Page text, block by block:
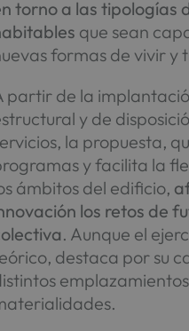
torno a las tipologías
que sean
formas de vivir y
partir de la
y de
la propuesta,
y facilita la
ámbitos del edificio,
los retos de
. Aunque el
destaca por su